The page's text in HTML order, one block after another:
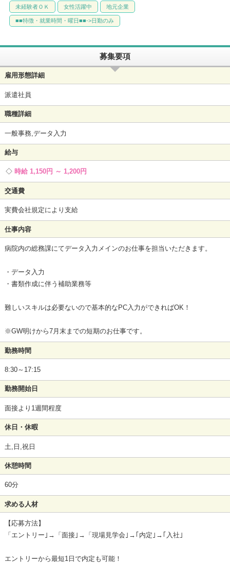
未経験者ＯＫ 女性活躍中 地元企業
■■特徴・就業時間・曜日■■->日勤のみ
募集要項
雇用形態詳細
派遣社員
職種詳細
一般事務,データ入力
給与
時給 1,150円 ～ 1,200円
交通費
実費会社規定により支給
仕事内容
病院内の総務課にてデータ入力メインのお仕事を担当いただきます。
・データ入力
・書類作成に伴う補助業務等
難しいスキルは必要ないので基本的なPC入力ができればOK！
※GW明けから7月末までの短期のお仕事です。
勤務時間
8:30～17:15
勤務開始日
面接より1週間程度
休日・休暇
土,日,祝日
休憩時間
60分
求める人材
【応募方法】
「エントリー｣→「面接｣→「現場見学会｣→｢内定｣→｢入社｣
エントリーから最短1日で内定も可能！